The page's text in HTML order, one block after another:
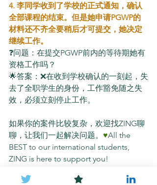
4. 李同学收到了学校的正式通知，确认
全部课程的结束。但是她申请PGWP的
材料还不齐全要稍后才可提交，她决定
继续工作。
❓问题：在提交PGWP前内的等待期她有
资格工作吗？
🌟答案：❌在收到学校确认的一刻起，失
去了全职学生的身份，工作豁免随之失
效，必须立刻停止工作。
如果你的案件比较复杂，欢迎找ZING聊
聊，让我们一起解决问题。 ♥️All the
BEST to our international students,
ZING is here to support you!